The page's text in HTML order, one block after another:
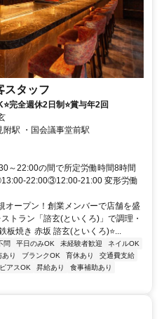
スタッフ
完全週休2日制⭐賞与年2回
附駅 ・国会議事堂前駅
～22:00の間で所定労働時間8時間
22:00③12:00-21:00 変形労働
オープン！創業メンバーで店舗を盛
トラン「諮玄(といくろ)」で調理・
焼き 赤坂 諮玄(といくろ)⭐...
問 平日のみOK 未経験者歓迎
ネイルOK
あり ブランクOK 育休あり
交通費支給
ピアスOK 昇給あり
食事補助あり